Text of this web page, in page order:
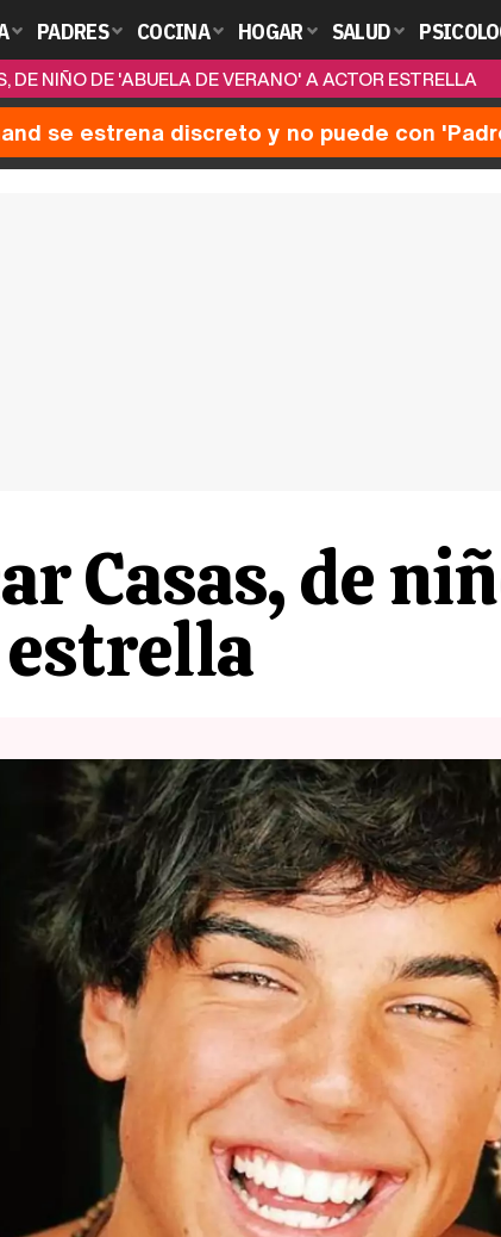
PADRES COCINA HOGAR SALUD
DE NIÑO DE 'ABUELA DE VERANO' A ACTOR ESTRELLA
se estrena discreto y no puede con
Casas, de